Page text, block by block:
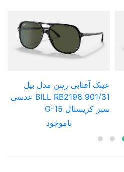
عینک آفتابی ریبن مدل بیل
BILL RB2198 901/31 عدسی
سبز کریستال G-15
ناموجود